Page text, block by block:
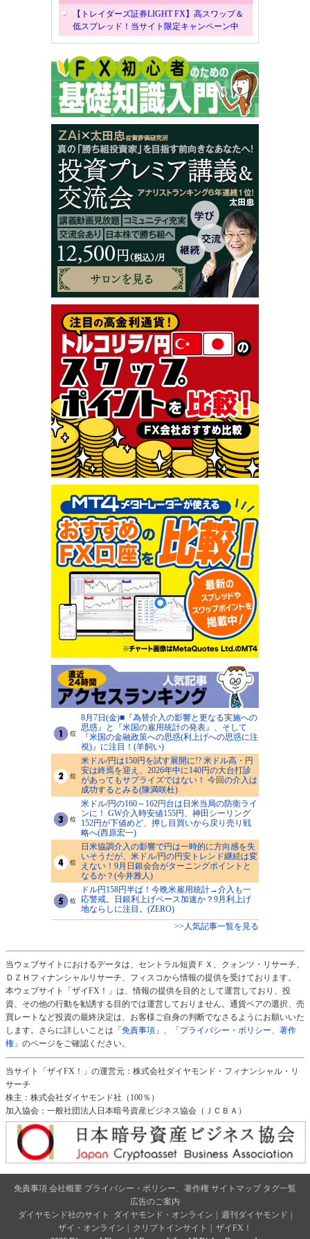
【トレイダーズ証券LIGHT FX】高スワップ＆
低スプレッド！当サイト限定キャンペーン中
8月7日(金)■『為替介入の影響と更なる実施への
思惑』と『米国の雇用統計の発表』、そして
『米国の金融政策への思惑(利上げへの思惑に注
視)』に注目！(羊飼い)
米ドル/円は150円を試す展開に!? 米ドル高・円
安は終焉を迎え、2026年中に140円の大台打診
があってもサプライズではない！ 今回の介入は
成功するとみる(陳満咲杜)
米ドル/円の160～162円台は日米当局の防衛ライ
ンに！ GW介入時安値155円、神田シーリング
152円が下値めど、押し目買いから戻り売り戦
略へ(西原宏一)
日米協調介入の影響で円は一時的に方向感を失
いそうだが、米ドル/円の円安トレンド継続は変
えない！9月日銀会合がターニングポイントと
なるか？(今井雅人)
ドル円158円半ば！今晩米雇用統計→介入も一
応警戒。日銀利上げペース加速か？9月利上げ
地ならしに注目。(ZERO)
>>人気記事一覧を見る
当ウェブサイトにおけるデータは、セントラル短資ＦＸ、クォンツ・リサーチ、
ＤＺＨフィナンシャルリサーチ、フィスコから情報の提供を受けております。
本ウェブサイト「ザイFX！」は、情報の提供を目的として運営しており、投
資、その他の行動を勧誘する目的では運営しておりません。通貨ペアの選択、売
買レートなど投資の最終決定は、お客様ご自身の判断でなさるようにお願いいた
します。さらに詳しいことは 「免責事項」 、
「プライバシー・ポリシー、著作
権」 のページをご確認ください。
当サイト「ザイFX！」の運営元：株式会社ダイヤモンド・フィナンシャル・リ
サーチ
株主：株式会社ダイヤモンド社（100％）
加入協会：一般社団法人日本暗号資産ビジネス協会（ＪＣＢＡ）
免責事項 会社概要 プライバシー・ポリシー、著作権 サイトマップ タグ一覧
広告のご案内
ダイヤモンド社のサイト
ダイヤモンド・オンライン 週刊ダイヤモンド
ザイ・オンライン
クリプトインサイト
ザイFX！